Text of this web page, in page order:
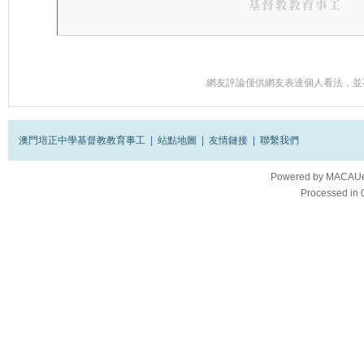
網友評論僅供網友表達個人看法，
澳門培正中學基督教教育事工 站點地圖 友情鏈接 聯繫我們
Powered by
Processed in